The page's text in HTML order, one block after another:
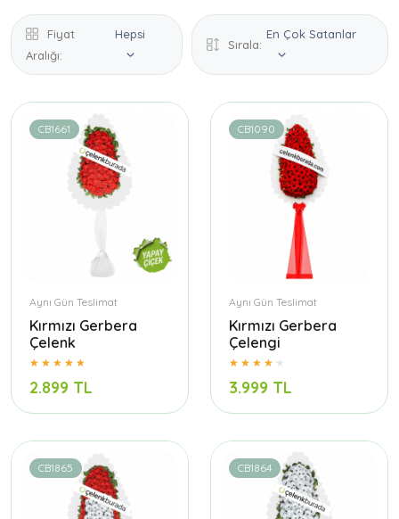
Fiyat
Aralığı:
Hepsi
Sırala:
En Çok Satanlar
CB1661
Aynı Gün Teslimat
Kırmızı Gerbera
Çelenk
2.899 TL
CB1090
Aynı Gün Teslimat
Kırmızı Gerbera
Çelengi
3.999 TL
CB1865 CB1864